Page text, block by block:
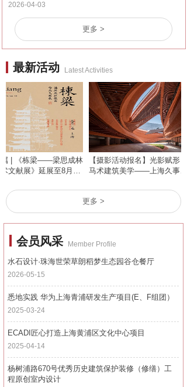
2026-04-03
更多 >
最新活动 Latest Activities
| 《栋梁——梁思成林
文献展》延展至8月31
【摄影活动报名】光影赋形・
马术建筑美学——上海久事国
更多 >
会员风采 Member Profile
水石设计·珠海世荣草朗稻梦生态园谷仓餐厅
2026-05-15
悉地实践 华为上海青浦研发生产项目(E、F组团）
2025-03-24
ECADI匠心打造上海黄浦区文化中心项目
2025-04-14
杨树浦路670号优秀历史建筑保护装修（修缮）工
程原创室内设计